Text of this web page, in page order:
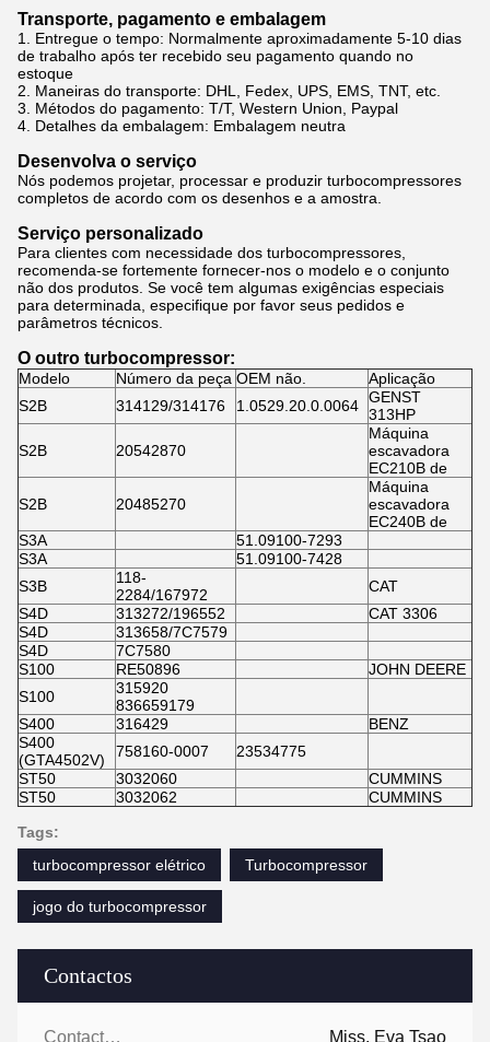
Contactos
Contactos: Miss. Eva Tsao
Transporte, pagamento e embalagem
1. Entregue o tempo: Normalmente aproximadamente 5-10 dias
de trabalho após ter recebido seu pagamento quando no
estoque
2. Maneiras do transporte: DHL, Fedex, UPS, EMS, TNT, etc.
3. Métodos do pagamento: T/T, Western Union, Paypal
4. Detalhes da embalagem: Embalagem neutra
Desenvolva o serviço
Nós podemos projetar, processar e produzir turbocompressores
completos de acordo com os desenhos e a amostra.
Serviço personalizado
Para clientes com necessidade dos turbocompressores,
recomenda-se fortemente fornecer-nos o modelo e o conjunto
não dos produtos. Se você tem algumas exigências especiais
para determinada, especifique por favor seus pedidos e
parâmetros técnicos.
O outro turbocompressor:
Modelo Número da peça OEM não.
Aplicação
S2B
314129/314176 1.0529.20.0.0064 GENST
313HP
S2B 20542870
Máquina
escavadora
EC210B de
S2B 20485270
Máquina
escavadora
EC240B de
S3A
51.09100-7293
S3A
51.09100-7428
S3B
118-
2284/167972
CAT
S4D
313272/196552
CAT 3306
S4D
313658/7C7579
S4D
7C7580
S100
RE50896
JOHN DEERE
S100
315920
836659179
S400
316429
BENZ
S400
(GTA4502V)
758160-0007
23534775
ST50
3032060
CUMMINS
ST50
3032062
CUMMINS
Tags:
turbocompressor elétrico
Turbocompressor
jogo do turbocompressor